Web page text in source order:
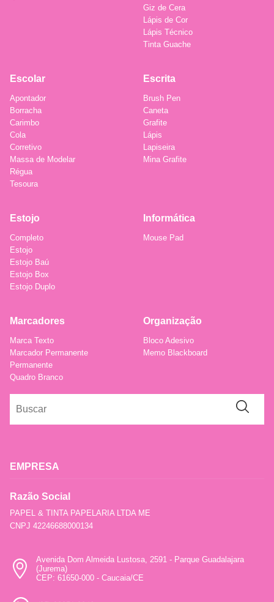
Giz de Cera
Lápis de Cor
Lápis Técnico
Tinta Guache
Escolar
Apontador
Borracha
Carimbo
Cola
Corretivo
Massa de Modelar
Régua
Tesoura
Escrita
Brush Pen
Caneta
Grafite
Lápis
Lapiseira
Mina Grafite
Estojo
Completo
Estojo
Estojo Baú
Estojo Box
Estojo Duplo
Informática
Mouse Pad
Marcadores
Marca Texto
Marcador Permanente
Permanente
Quadro Branco
Organização
Bloco Adesivo
Memo Blackboard
EMPRESA
Razão Social
PAPEL & TINTA PAPELARIA LTDA ME
CNPJ 42246688000134
Avenida Dom Almeida Lustosa, 2591 - Parque Guadalajara
(Jurema)
CEP: 61650-000 - Caucaia/CE